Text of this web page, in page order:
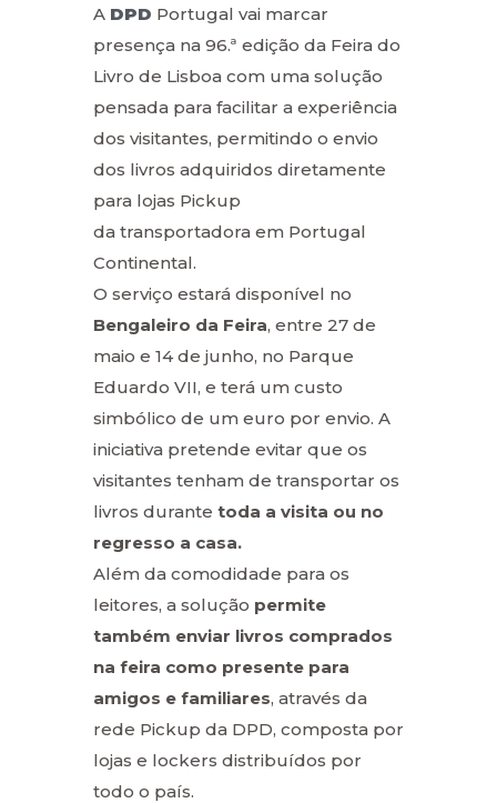
A DPD Portugal vai marcar
presença na 96.ª edição da Feira do
Livro de Lisboa com uma solução
pensada para facilitar a experiência
dos visitantes, permitindo o envio
dos livros adquiridos diretamente
para lojas Pickup
da transportadora em Portugal
Continental.
O serviço estará disponível no
Bengaleiro da Feira, entre 27 de
maio e 14 de junho, no Parque
Eduardo VII, e terá um custo
simbólico de um euro por envio. A
iniciativa pretende evitar que os
visitantes tenham de transportar os
livros durante toda a visita ou no
regresso a casa.
Além da comodidade para os
leitores, a solução permite
também enviar livros comprados
na feira como presente para
amigos e familiares, através da
rede Pickup da DPD, composta por
lojas e lockers distribuídos por
todo o país.